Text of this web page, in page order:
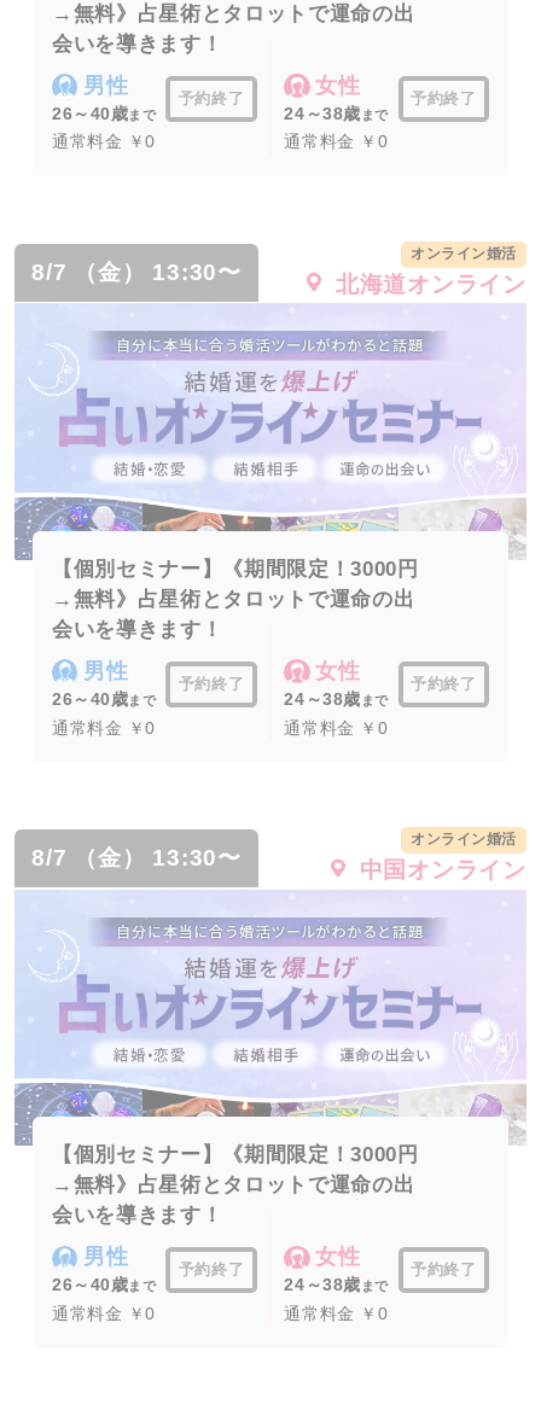
→無料》占星術とタロットで運命の出
会いを導きます！
男性
26～40歳まで
予約終了
通常料金 ￥0
女性
24～38歳 まで
予約終了
通常料金 ￥0
8/7 （金） 13:30〜
オンライン婚活
北海道オンライン
【個別セミナー】《期間限定！3000円
→無料》占星術とタロットで運命の出
会いを導きます！
男性
26～40歳まで
予約終了
通常料金 ￥0
女性
24～38歳 まで
予約終了
通常料金 ￥0
8/7 （金） 13:30〜
オンライン婚活
中国オンライン
【個別セミナー】《期間限定！3000円
→無料》占星術とタロットで運命の出
会いを導きます！
男性
26～40歳まで
予約終了
通常料金 ￥0
女性
24～38歳 まで
予約終了
通常料金 ￥0